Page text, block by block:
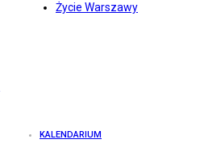
Życie Warszawy
KALENDARIUM